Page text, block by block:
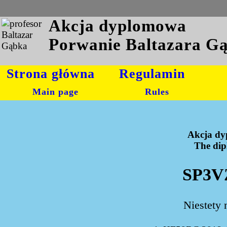
Akcja dyplomowa
Porwanie Baltazara
Strona główna
Main page
Regulamin
Rules
Akcja
The
Niestety